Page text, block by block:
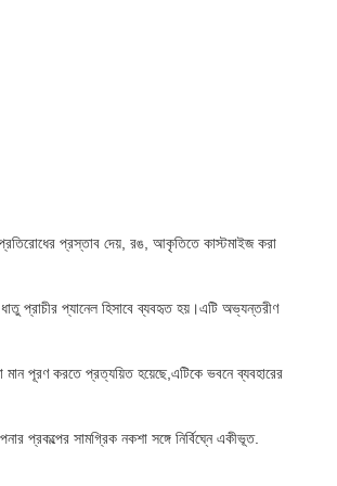
প্রতিরোধের প্রস্তাব দেয়, রঙ, আকৃতিতে কাস্টমাইজ করা
প্রাচীর প্যানেল হিসাবে ব্যবহৃত হয়।এটি অভ্যন্তরীণ
মান পূরণ করতে প্রত্যয়িত হয়েছে,এটিকে ভবনে ব্যবহারের
প্রকল্পের সামগ্রিক নকশা সঙ্গে নির্বিঘ্নে একীভূত.